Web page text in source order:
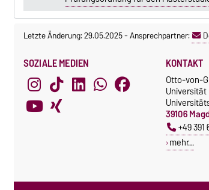
Letzte Änderung: 29.05.2025-Ansprechpartner:
SOZIALE MEDIEN KONTAKT
Otto-von-
39106
+49 391
mehr…